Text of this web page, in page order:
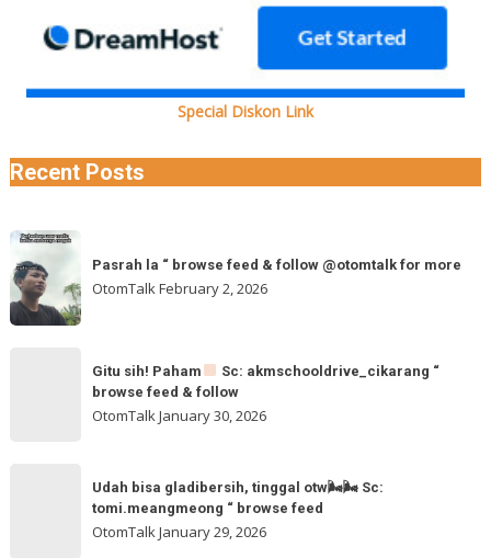
Special Diskon Link
Recent Posts
Pasrah
la
browse
@otomtalk
Pasrah la “ browse feed & follow @otomtalk for more
OtomTalkFebruary 2, 2026
akmschooldrive_cikarang
Gitu sih! Paham
Sc: akmschooldrive_cikarang “
browse feed & follow
OtomTalkJanuary 30, 2026
gladibersih,
Udah bisa gladibersih, tinggal otw🌬🌬 Sc:
tomi.meangmeong “ browse feed
OtomTalkJanuary 29, 2026